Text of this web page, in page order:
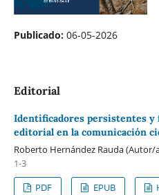
Publicado: 06-05-2026
Editorial
Identificadores persistentes y
editorial en la comunicación
Roberto Hernández Rauda (Autor/
1-3
PDF
EPUB